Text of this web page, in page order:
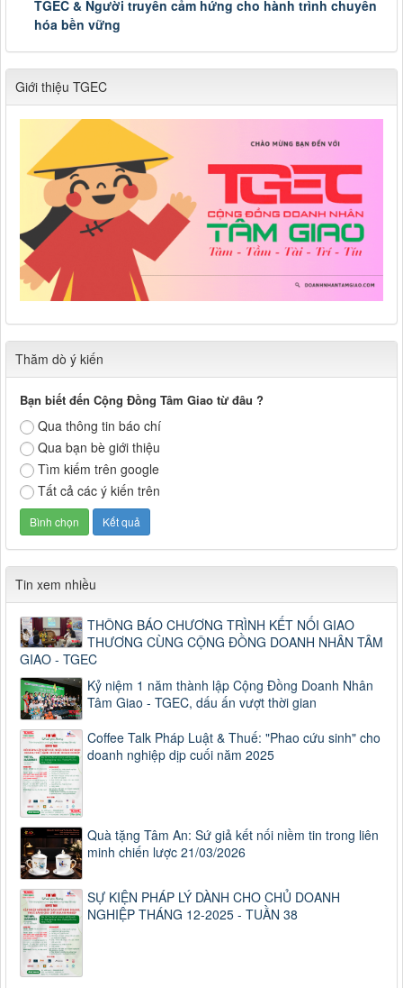
TGEC & Người truyền cảm hứng cho hành trình chuyển
hóa bền vững
Giới thiệu TGEC
Thăm dò ý kiến
Bạn biết đến Cộng Đồng Tâm Giao từ đâu ?
Qua thông tin báo chí
Qua bạn bè giới thiệu
Tìm kiếm trên google
Tất cả các ý kiến trên
Tin xem nhiều
THÔNG BÁO CHƯƠNG TRÌNH KẾT NỐI GIAO
THƯƠNG CÙNG CỘNG ĐỒNG DOANH NHÂN TÂM
GIAO - TGEC
Kỷ niệm 1 năm thành lập Cộng Đồng Doanh Nhân
Tâm Giao - TGEC, dấu ấn vượt thời gian
Coffee Talk Pháp Luật & Thuế: "Phao cứu sinh" cho
doanh nghiệp dịp cuối năm 2025
Quà tặng Tâm An: Sứ giả kết nối niềm tin trong liên
minh chiến lược 21/03/2026
SỰ KIỆN PHÁP LÝ DÀNH CHO CHỦ DOANH
NGHIỆP THÁNG 12-2025 - TUẦN 38